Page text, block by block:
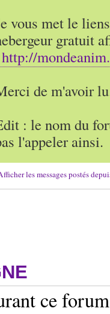
vous met le
gratuit
http://
de m'avoir
: le nom du
l'appeler ainsi.
les messages postés
ce